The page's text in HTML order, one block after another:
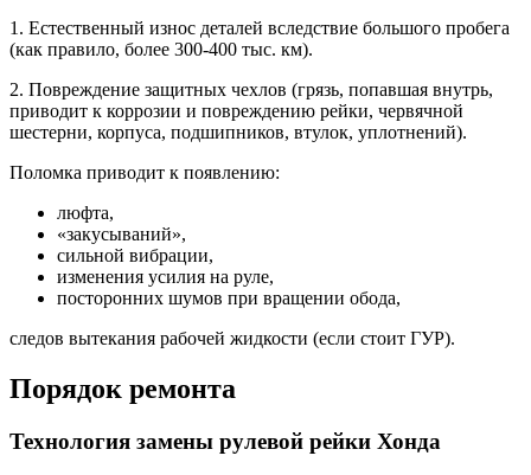
1. Естественный износ деталей вследствие большого пробега
(как правило, более 300-400 тыс. км).
2. Повреждение защитных чехлов (грязь, попавшая внутрь,
приводит к коррозии и повреждению рейки, червячной
шестерни, корпуса, подшипников, втулок, уплотнений).
Поломка приводит к появлению:
люфта,
«закусываний»,
сильной вибрации,
изменения усилия на руле,
посторонних шумов при вращении обода,
следов вытекания рабочей жидкости (если стоит ГУР).
Порядок ремонта
Технология замены рулевой рейки Хонда